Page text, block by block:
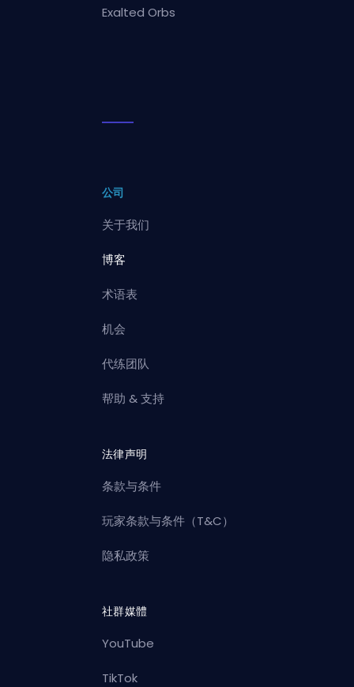
Exalted Orbs
公司
关于我们
博客
术语表
机会
代练团队
帮助 & 支持
法律声明
条款与条件
玩家条款与条件（T&C）
隐私政策
社群媒體
YouTube
TikTok